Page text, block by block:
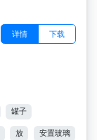
详情 下载
罐子
放 安置玻璃